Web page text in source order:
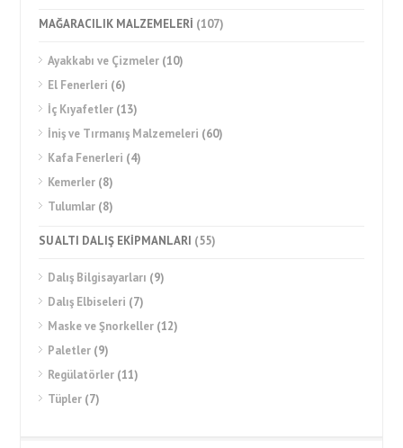
MAĞARACILIK MALZEMELERİ (107)
Ayakkabı ve Çizmeler (10)
El Fenerleri (6)
İç Kıyafetler (13)
İniş ve Tırmanış Malzemeleri (60)
Kafa Fenerleri (4)
Kemerler (8)
Tulumlar (8)
SU ALTI DALIŞ EKİPMANLARI (55)
Dalış Bilgisayarları (9)
Dalış Elbiseleri (7)
Maske ve Şnorkeller (12)
Paletler (9)
Regülatörler (11)
Tüpler (7)